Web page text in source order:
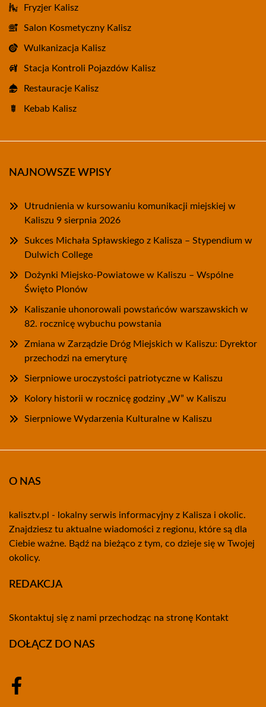
Fryzjer Kalisz
Salon Kosmetyczny Kalisz
Wulkanizacja Kalisz
Stacja Kontroli Pojazdów Kalisz
Restauracje Kalisz
Kebab Kalisz
NAJNOWSZE WPISY
Utrudnienia w kursowaniu komunikacji miejskiej w
Kaliszu 9 sierpnia 2026
Sukces Michała Spławskiego z Kalisza – Stypendium w
Dulwich College
Dożynki Miejsko-Powiatowe w Kaliszu – Wspólne
Święto Plonów
Kaliszanie uhonorowali powstańców warszawskich w
82. rocznicę wybuchu powstania
Zmiana w Zarządzie Dróg Miejskich w Kaliszu: Dyrektor
przechodzi na emeryturę
Sierpniowe uroczystości patriotyczne w Kaliszu
Kolory historii w rocznicę godziny „W” w Kaliszu
Sierpniowe Wydarzenia Kulturalne w Kaliszu
O NAS
kalisztv.pl - lokalny serwis informacyjny z Kalisza i okolic.
Znajdziesz tu aktualne wiadomości z regionu, które są dla
Ciebie ważne. Bądź na bieżąco z tym, co dzieje się w Twojej
okolicy.
REDAKCJA
Skontaktuj się z nami przechodząc na stronę Kontakt
DOŁĄCZ DO NAS